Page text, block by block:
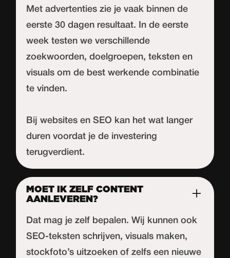
Met advertenties zie je vaak binnen de
eerste 30 dagen resultaat. In de eerste
week testen we verschillende
zoekwoorden, doelgroepen, teksten en
visuals om de best werkende combinatie
te vinden.
Bij websites en SEO kan het wat langer
duren voordat je de investering
terugverdient.
MOET IK ZELF CONTENT
AANLEVEREN?
Dat mag je zelf bepalen. Wij kunnen ook
SEO-teksten schrijven, visuals maken,
stockfoto’s uitzoeken of zelfs een nieuwe